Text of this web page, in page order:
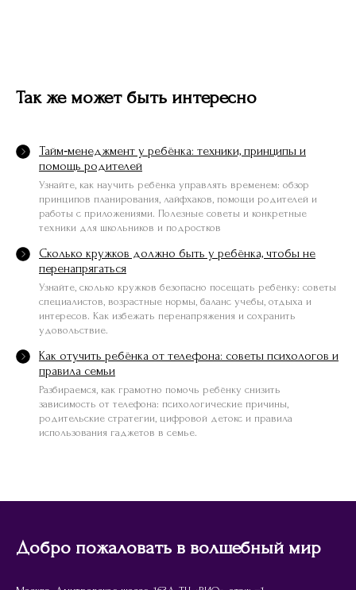
Так же может быть интересно
Тайм‑менеджмент у ребёнка: техники, принципы и
помощь родителей
Узнайте, как научить ребёнка управлять временем: обзор
принципов планирования, лайфхаков, помощи родителей и
работы с приложениями. Полезные советы и конкретные
техники для школьников и подростков
Сколько кружков должно быть у ребёнка, чтобы не
перенапрягаться
Узнайте, сколько кружков безопасно посещать ребёнку: советы
специалистов, возрастные нормы, баланс учебы, отдыха и
интересов. Как избежать перенапряжения и сохранить
удовольствие.
Как отучить ребёнка от телефона: советы психологов и
правила семьи
Разбираемся, как грамотно помочь ребёнку снизить
зависимость от телефона: психологические причины,
родительские стратегии, цифровой детокс и правила
использования гаджетов в семье.
Добро пожаловать в волшебный мир